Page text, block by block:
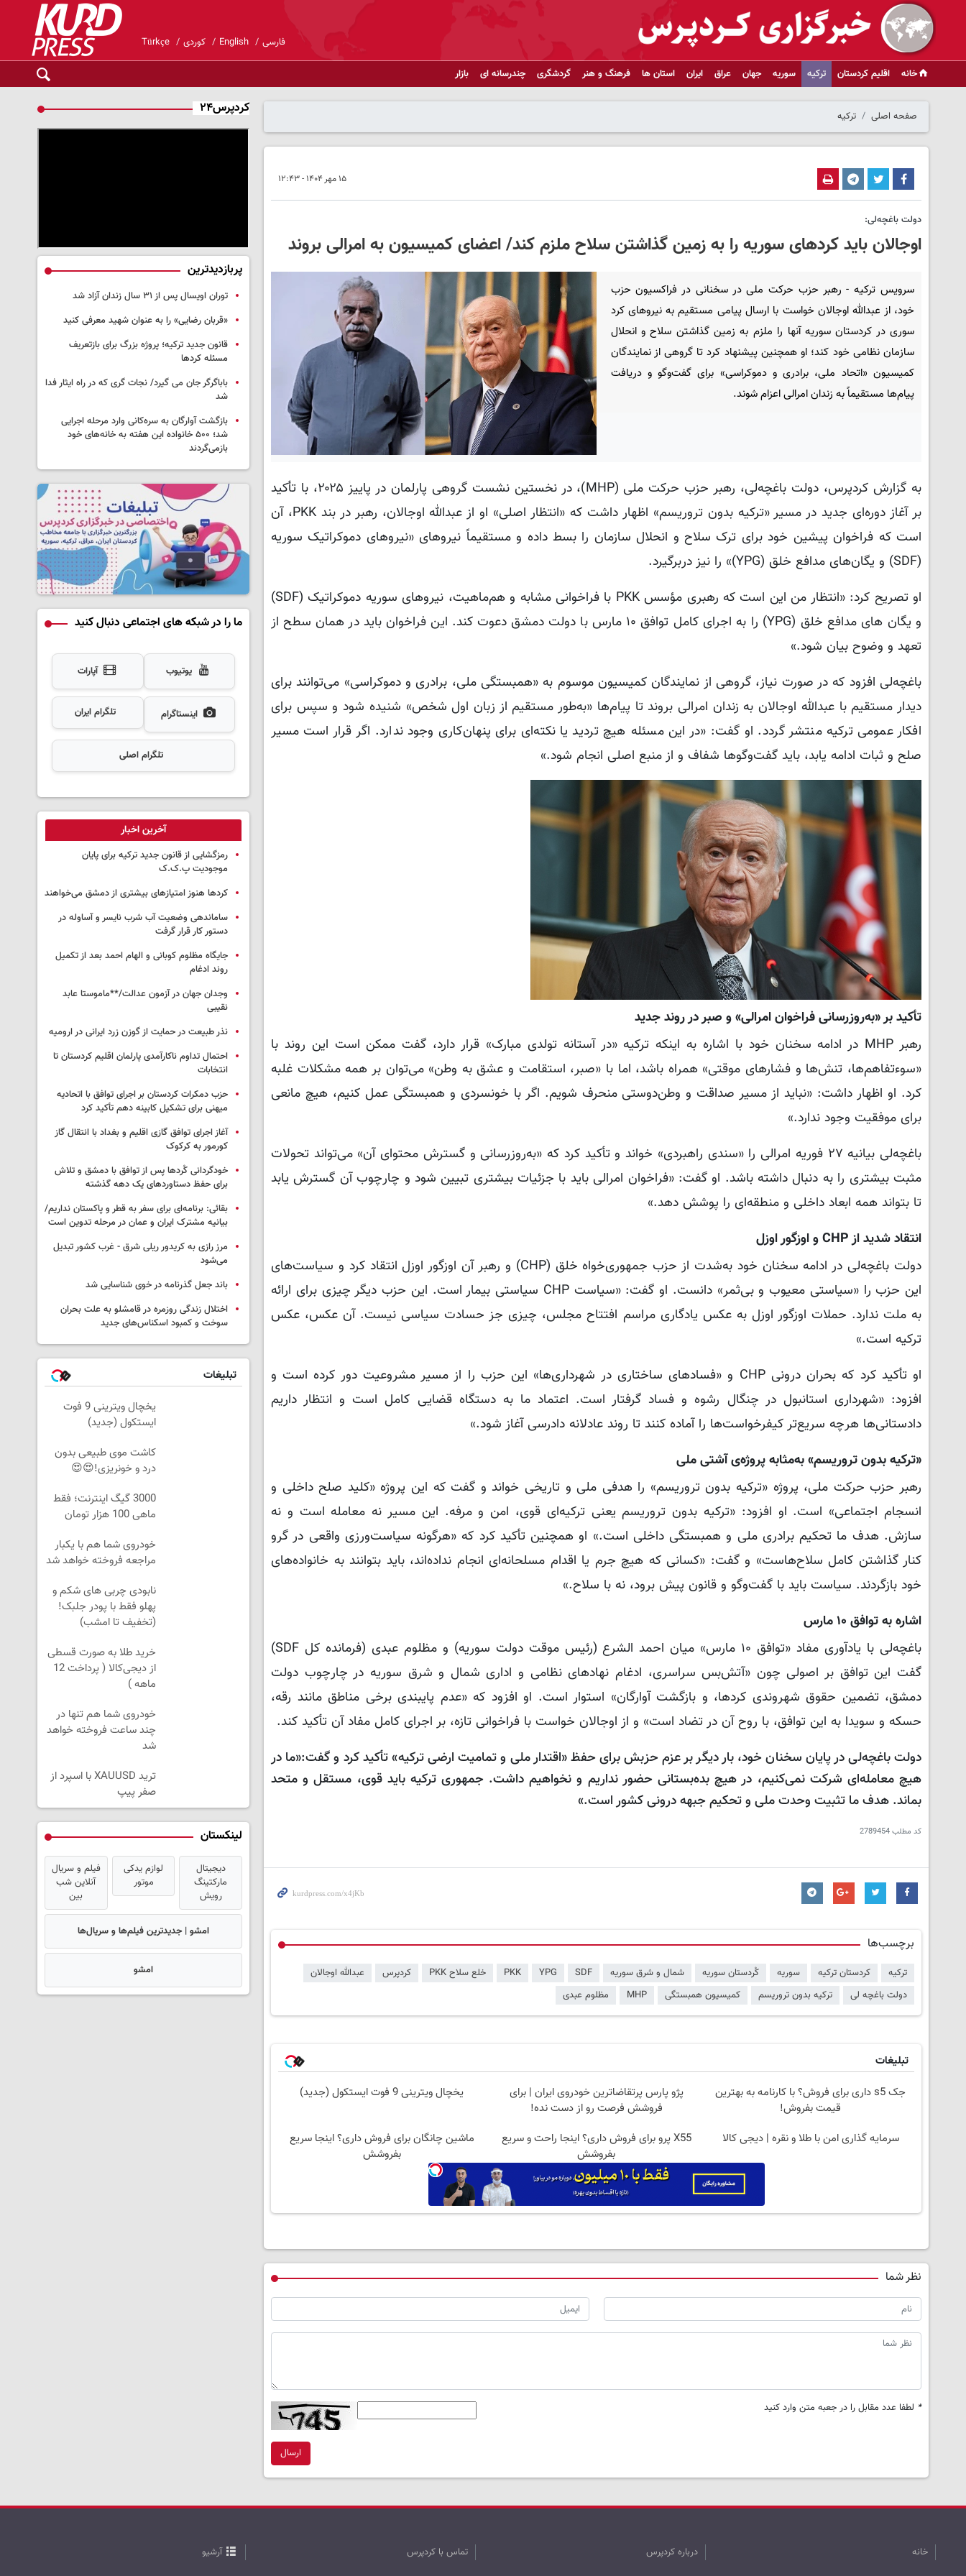
فارسی English کوردی Türkçe
خانه اقلیم کردستان ترکیه سوریه جهان عراق ایران استان ها فرهنگ و هنر گردشگری چندرسانه ای بازار
صفحه اصلی ترکیه
۱۵ مهر ۱۴۰۴ - ۱۲:۴۳
دولت باغچه‌لی:
اوجالان باید کردهای سوریه را به زمین گذاشتن سلاح ملزم کند/ اعضای کمیسیون به امرالی بروند
سرویس ترکیه - رهبر حزب حرکت ملی در سخنانی در فراکسیون حزب
خود، از عبدالله اوجالان خواست با ارسال پیامی مستقیم به نیروهای کرد
سوری در کردستان سوریه آنها را ملزم به زمین گذاشتن سلاح و انحلال
سازمان نظامی خود کند؛ او همچنین پیشنهاد کرد تا گروهی از نمایندگان
کمیسیون «اتحاد ملی، برادری و دموکراسی» برای گفت‌وگو و دریافت
پیام‌ها مستقیماً به زندان امرالی اعزام شوند.
به گزارش کردپرس، دولت باغچه‌لی، رهبر حزب حرکت ملی (MHP)، در نخستین نشست گروهی پارلمان در پاییز ۲۰۲۵، با تأکید
بر آغاز دوره‌ای جدید در مسیر «ترکیه بدون تروریسم» اظهار داشت که «انتظار اصلی» او از عبدالله اوجالان، رهبر در بند PKK، آن
است که فراخوان پیشین خود برای ترک سلاح و انحلال سازمان را بسط داده و مستقیماً نیروهای «نیروهای دموکراتیک سوریه
(SDF) و یگان‌های مدافع خلق (YPG)» را نیز دربرگیرد.
او تصریح کرد: «انتظار من این است که رهبری مؤسس PKK با فراخوانی مشابه و هم‌ماهیت، نیروهای سوریه دموکراتیک (SDF)
و یگان های مدافع خلق (YPG) را به اجرای کامل توافق ۱۰ مارس با دولت دمشق دعوت کند. این فراخوان باید در همان سطح از
تعهد و وضوح بیان شود.»
باغچه‌لی افزود که در صورت نیاز، گروهی از نمایندگان کمیسیون موسوم به «همبستگی ملی، برادری و دموکراسی» می‌توانند برای
دیدار مستقیم با عبدالله اوجالان به زندان امرالی بروند تا پیام‌ها «به‌طور مستقیم از زبان اول شخص» شنیده شود و سپس برای
افکار عمومی ترکیه منتشر گردد. او گفت: «در این مسئله هیچ تردید یا نکته‌ای برای پنهان‌کاری وجود ندارد. اگر قرار است مسیر
صلح و ثبات ادامه یابد، باید گفت‌وگوها شفاف و از منبع اصلی انجام شود.»
تأکید بر «به‌روزرسانی فراخوان امرالی» و صبر در روند جدید
رهبر MHP در ادامه سخنان خود با اشاره به اینکه ترکیه «در آستانه تولدی مبارک» قرار دارد، گفت ممکن است این روند با
«سوءتفاهم‌ها، تنش‌ها و فشارهای موقتی» همراه باشد، اما با «صبر، استقامت و عشق به وطن» می‌توان بر همه مشکلات غلبه
کرد. او اظهار داشت: «نباید از مسیر صداقت و وطن‌دوستی منحرف شویم. اگر با خونسردی و همبستگی عمل کنیم، هیچ مانعی
برای موفقیت وجود ندارد.»
باغچه‌لی بیانیه ۲۷ فوریه امرالی را «سندی راهبردی» خواند و تأکید کرد که «به‌روزرسانی و گسترش محتوای آن» می‌تواند تحولات
مثبت بیشتری را به دنبال داشته باشد. او گفت: «فراخوان امرالی باید با جزئیات بیشتری تبیین شود و چارچوب آن گسترش یابد
تا بتواند همه ابعاد داخلی و منطقه‌ای را پوشش دهد.»
انتقاد شدید از CHP و اوزگور اوزل
دولت باغچه‌لی در ادامه سخنان خود به‌شدت از حزب جمهوری‌خواه خلق (CHP) و رهبر آن اوزگور اوزل انتقاد کرد و سیاست‌های
این حزب را «سیاستی معیوب و بی‌ثمر» دانست. او گفت: «سیاست CHP سیاستی بیمار است. این حزب دیگر چیزی برای ارائه
به ملت ندارد. حملات اوزگور اوزل به عکس یادگاری مراسم افتتاح مجلس، چیزی جز حسادت سیاسی نیست. آن عکس، عکس
ترکیه است.»
او تأکید کرد که بحران درونی CHP و «فسادهای ساختاری در شهرداری‌ها» این حزب را از مسیر مشروعیت دور کرده است و
افزود: «شهرداری استانبول در چنگال رشوه و فساد گرفتار است. اعتماد ما به دستگاه قضایی کامل است و انتظار داریم
دادستانی‌ها هرچه سریع‌تر کیفرخواست‌ها را آماده کنند تا روند عادلانه دادرسی آغاز شود.»
«ترکیه بدون تروریسم» به‌مثابه پروژه‌ی آشتی ملی
رهبر حزب حرکت ملی، پروژه «ترکیه بدون تروریسم» را هدفی ملی و تاریخی خواند و گفت که این پروژه «کلید صلح داخلی و
انسجام اجتماعی» است. او افزود: «ترکیه بدون تروریسم یعنی ترکیه‌ای قوی، امن و مرفه. این مسیر نه معامله است و نه
سازش. هدف ما تحکیم برادری ملی و همبستگی داخلی است.» او همچنین تأکید کرد که «هرگونه سیاست‌ورزی واقعی در گرو
کنار گذاشتن کامل سلاح‌هاست» و گفت: «کسانی که هیچ جرم یا اقدام مسلحانه‌ای انجام نداده‌اند، باید بتوانند به خانواده‌های
خود بازگردند. سیاست باید با گفت‌وگو و قانون پیش برود، نه با سلاح.»
اشاره به توافق ۱۰ مارس
باغچه‌لی با یادآوری مفاد «توافق ۱۰ مارس» میان احمد الشرع (رئیس موقت دولت سوریه) و مظلوم عبدی (فرمانده کل SDF)
گفت این توافق بر اصولی چون «آتش‌بس سراسری، ادغام نهادهای نظامی و اداری شمال‌ و شرق سوریه در چارچوب دولت
دمشق، تضمین حقوق شهروندی کردها، و بازگشت آوارگان» استوار است. او افزود که «عدم پایبندی برخی مناطق مانند رقه،
حسکه و سویدا به این توافق، با روح آن در تضاد است» و از اوجالان خواست با فراخوانی تازه، بر اجرای کامل مفاد آن تأکید کند.
دولت باغچه‌لی در پایان سخنان خود، بار دیگر بر عزم حزبش برای حفظ «اقتدار ملی و تمامیت ارضی ترکیه» تأکید کرد و گفت:«ما در
هیچ معامله‌ای شرکت نمی‌کنیم، در هیچ بده‌بستانی حضور نداریم و نخواهیم داشت. جمهوری ترکیه باید قوی، مستقل و متحد
بماند. هدف ما تثبیت وحدت ملی و تحکیم جبهه درونی کشور است.»
کد مطلب2789454
برچسب‌ها
ترکیه کردستان ترکیه سوریه کُردستان سوریه شمال و شرق سوریه SDF
YPG
PKK خلع سلاح PKK کردپرس
عبدالله اوجالان
دولت باغچه لی
ترکیه بدون تروریسم کمیسیون همبستگی MHP مظلوم عبدی
تبلیغات
جک s5 داری برای فروش؟ با کارنامه به بهترین
قیمت بفروش!
پژو پارس پرتقاضاترین خودروی ایران | برای
فروشش فرصت رو از دست نده!
یخچال ویترینی 9 فوت ایستکول (جدید)
سرمایه گذاری امن با طلا و نقره | دیجی کالا
X55 پرو برای فروش داری؟ اینجا راحت و سریع
بفروشش
ماشین چانگان برای فروش داری؟ اینجا سریع
بفروشش
نظر شما
* لطفا عدد مقابل را در جعبه متن وارد کنید
ارسال
کردپرس۲۴
پربازدیدترین
توران اویسال پس از ۳۱ سال زندان آزاد شد
«قربان رضایی» را به عنوان شهید معرفی کنید
قانون جدید ترکیه؛ پروژه بزرگ‌ برای بازتعریف
مسئله کردها
باباگرگر جان می گیرد/ نجات گری که در راه ایثار فدا
شد
بازگشت آوارگان به سره‌کانی وارد مرحله اجرایی
شد؛ ۵۰۰ خانواده این هفته به خانه‌های خود
بازمی‌گردند
ما را در شبکه های اجتماعی دنبال کنید
یوتیوب آپارات
اینستاگرام تلگرام ایران
تلگرام اصلی
آخرین اخبار
رمزگشایی از قانون جدید ترکیه برای پایان
موجودیت پ.ک.ک
کردها هنوز امتیازهای بیشتری از دمشق می‌خواهند
ساماندهی وضعیت آب شرب نایسر و آساوله در
دستور کار قرار گرفت
جایگاه مظلوم کوبانی و الهام احمد بعد از تکمیل
روند ادغام
وجدان جهان در آزمون عدالت/**ماموستا عابد
نقیبی
نذر طبیعت در حمایت از گوزن زرد ایرانی در ارومیه
احتمال تداوم ناکارآمدی پارلمان اقلیم کردستان تا
انتخابات
حزب دمکرات کردستان بر اجرای توافق با اتحادیه
میهنی برای تشکیل کابینه دهم تأکید کرد
آغاز اجرای توافق گازی اقلیم و بغداد با انتقال گاز
کورمور به کرکوک
خودگردانی کُردها پس از توافق با دمشق و تلاش
برای حفظ دستاوردهای یک دهه گذشته
بقائی: برنامه‌ای برای سفر به قطر و پاکستان نداریم/
بیانیه مشترک ایران و عمان در مرحله تدوین است
مرز رازی به کریدور ریلی شرق - غرب کشور تبدیل
می‌شود
باند جعل گذرنامه در خوی شناسایی شد
اختلال زندگی روزمره در قامشلو به علت بحران
سوخت و کمبود اسکناس‌های جدید
تبلیغات
یخچال ویترینی 9 فوت
ایستکول (جدید)
کاشت موی طبیعی بدون
درد و خونریزی!😍😍
3000 گیگ اینترنت؛ فقط
ماهی 100 هزار تومان
خودروی شما هم با یکبار
مراجعه فروخته خواهد شد
نابودی چربی های شکم و
پهلو فقط با پودر جلبک!
(تخفیف تا امشب)
خرید طلا به صورت قسطی
از دیجی‌کالا ( پرداخت 12
ماهه )
خودروی شما هم تنها در
چند ساعت فروخته خواهد
شد
ترید XAUUSD با اسپرد از
صفر پیپ
لینکستان
دیجیتال
مارکتینگ
رویش
لوازم یدکی
موتور
فیلم و سریال
آنلاین شب
بین
امشو | جدیدترین فیلم‌ها و سریال‌ها
امشو
خانه درباره کردپرس تماس با کردپرس آرشیو